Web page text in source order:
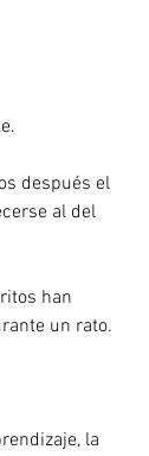
después el
al del
han
un rato.
la